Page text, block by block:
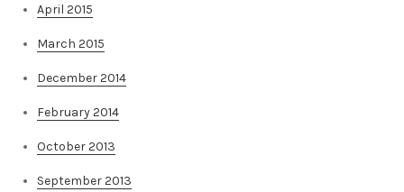
April 2015
March 2015
December 2014
February 2014
October 2013
September 2013